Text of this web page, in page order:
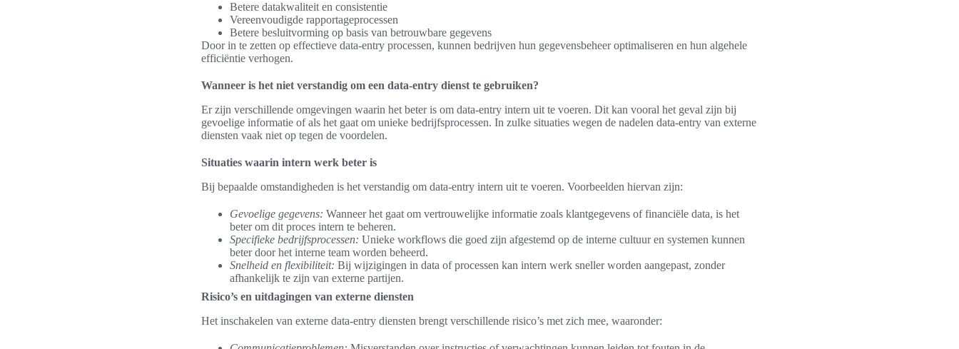
Betere datakwaliteit en consistentie
Vereenvoudigde rapportageprocessen
Betere besluitvorming op basis van betrouwbare gegevens
Door in te zetten op effectieve data-entry processen, kunnen bedrijven hun gegevensbeheer optimaliseren en hun algehele
efficiëntie verhogen.
Wanneer is het niet verstandig om een data-entry dienst te gebruiken?
Er zijn verschillende omgevingen waarin het beter is om data-entry intern uit te voeren. Dit kan vooral het geval zijn bij
gevoelige informatie of als het gaat om unieke bedrijfsprocessen. In zulke situaties wegen de nadelen data-entry van externe
diensten vaak niet op tegen de voordelen.
Situaties waarin intern werk beter is
Bij bepaalde omstandigheden is het verstandig om data-entry intern uit te voeren. Voorbeelden hiervan zijn:
Gevoelige gegevens: Wanneer het gaat om vertrouwelijke informatie zoals klantgegevens of financiële data, is het
beter om dit proces intern te beheren.
Specifieke bedrijfsprocessen: Unieke workflows die goed zijn afgestemd op de interne cultuur en systemen kunnen
beter door het interne team worden beheerd.
Snelheid en flexibiliteit: Bij wijzigingen in data of processen kan intern werk sneller worden aangepast, zonder
afhankelijk te zijn van externe partijen.
Risico’s en uitdagingen van externe diensten
Het inschakelen van externe data-entry diensten brengt verschillende risico’s met zich mee, waaronder: